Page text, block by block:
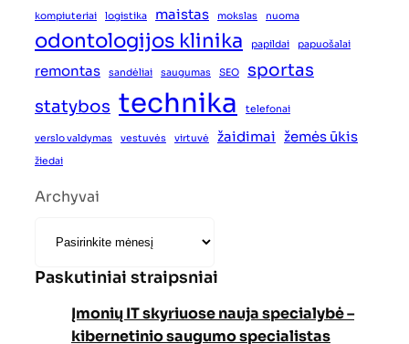
kompiuteriai logistika maistas mokslas nuoma
odontologijos klinika papildai papuošalai
remontas sandėliai saugumas SEO
sportas
statybos technika telefonai
verslo valdymas vestuvės virtuvė žaidimai žemės ūkis
žiedai
Archyvai
Paskutiniai straipsniai
Įmonių IT skyriuose nauja specialybė –
kibernetinio saugumo specialistas